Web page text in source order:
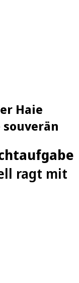
Haie
ragt mit